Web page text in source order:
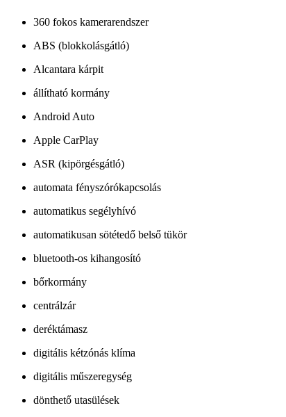
360 fokos kamerarendszer
ABS (blokkolásgátló)
Alcantara kárpit
állítható kormány
Android Auto
Apple CarPlay
ASR (kipörgésgátló)
automata fényszórókapcsolás
automatikus segélyhívó
automatikusan sötétedő belső tükör
bluetooth-os kihangosító
bőrkormány
centrálzár
deréktámasz
digitális kétzónás klíma
digitális műszeregység
dönthető utasülések